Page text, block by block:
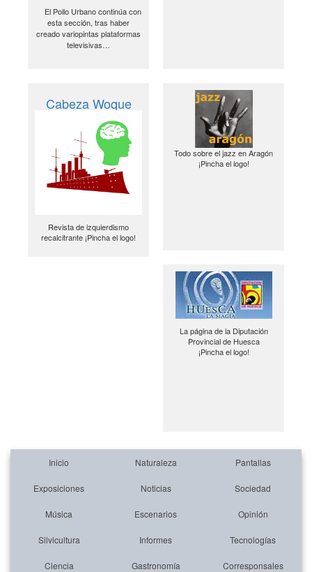
El Pollo Urbano continúa con
esta sección, tras haber
creado variopintas plataformas
televisivas…
Cabeza Woque
Revista de izquierdismo
recalcitrante ¡Pincha el logo!
Todo sobre el jazz en Aragón
¡Pincha el logo!
La página de la Diputación
Provincial de Huesca
¡Pincha el logo!
Inicio Naturaleza Pantallas
Exposiciones Noticias Sociedad
Música Escenarios Opinión
Silvicultura Informes Tecnologías
Ciencia Gastronomía Corresponsales